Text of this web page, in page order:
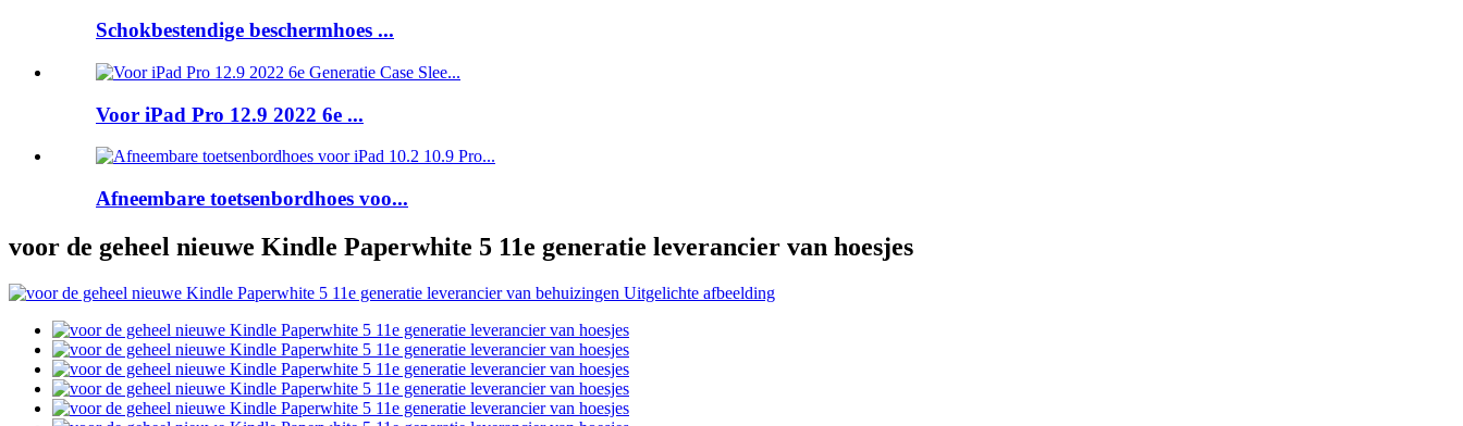
Schokbestendige beschermhoes ...
Voor iPad Pro 12.9 2022 6e ...
Afneembare toetsenbordhoes voo...
voor de geheel nieuwe Kindle Paperwhite 5 11e generatie leverancier van hoesjes